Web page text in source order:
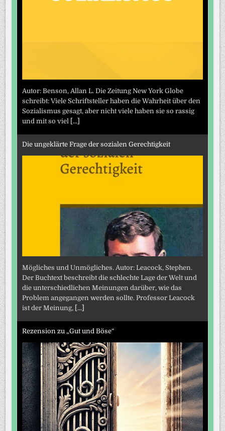
Autor: Benson, Allan L. Die Zeitung New York Globe
schreibt: Viele Schriftsteller haben die Wahrheit über den
Sozialismus gesagt, aber nicht viele haben sie so rassig
und mit so viel
[...]
Die ungeklärte Frage der sozialen Gerechtigkeit
Mögliches und Unmögliches. Autor: Leacock, Stephen.
Der Buchtext beschreibt die schlechte Lage der Welt und
die unterschiedlichen Meinungen darüber, wie das
Problem angegangen werden sollte. Professor Leacock
ist der Meinung,
[...]
Rezension zu „Gut und Böse“